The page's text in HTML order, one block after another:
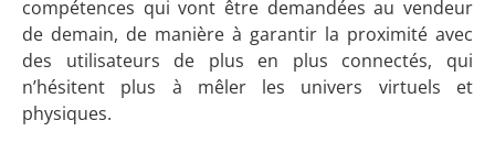
compétences qui vont être demandées au vendeur
de demain, de manière à garantir la proximité avec
des utilisateurs de plus en plus connectés, qui
n’hésitent plus à mêler les univers virtuels et
physiques.